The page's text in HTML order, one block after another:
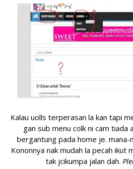
Kalau uolls terperasan la kan tapi
gan sub menu colk ni cam tiada
bergantung pada home je. mana-
Kononnya nak mudah la pecah ikut
tak jcikumpa jalan dah.